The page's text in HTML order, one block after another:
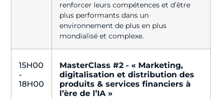
renforcer leurs compétences et d’être
plus performants dans un
environnement de plus en plus
mondialisé et complexe.
15H00
-
18H00
MasterClass #2 - « Marketing,
digitalisation et distribution des
produits & services financiers à
l’ère de l’IA »